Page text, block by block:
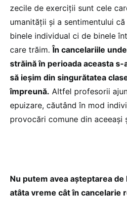
zecile de exerciții sunt cele
umanității și a sentimentului
binele individual ci de binele
care trăim.În cancelariile
străină în perioada aceasta s-
să ieșim din singurătatea
împreună. Altfel profesorii
epuizare, căutând în mod
provocări comune din aceeași
Nu putem avea așteptarea
atâta vreme cât în cancelarie